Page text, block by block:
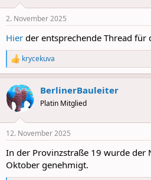
s
2. November 2025
Hier der entsprechende Thread für
R
e
a
c
t
i
s
krycekuva
BerlinerBauleiter
Platin Mitglied
12. November 2025
In der Provinzstraße 19 wurde der
Oktober genehmigt.